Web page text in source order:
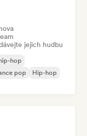
jejich hudbu
hop
pop
Hip-hop